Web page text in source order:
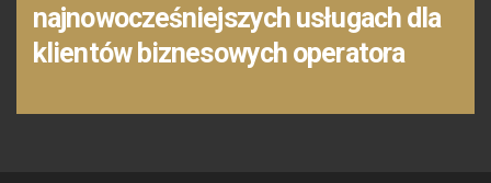
najnowocześniejszych usługach dla
klientów biznesowych operatora